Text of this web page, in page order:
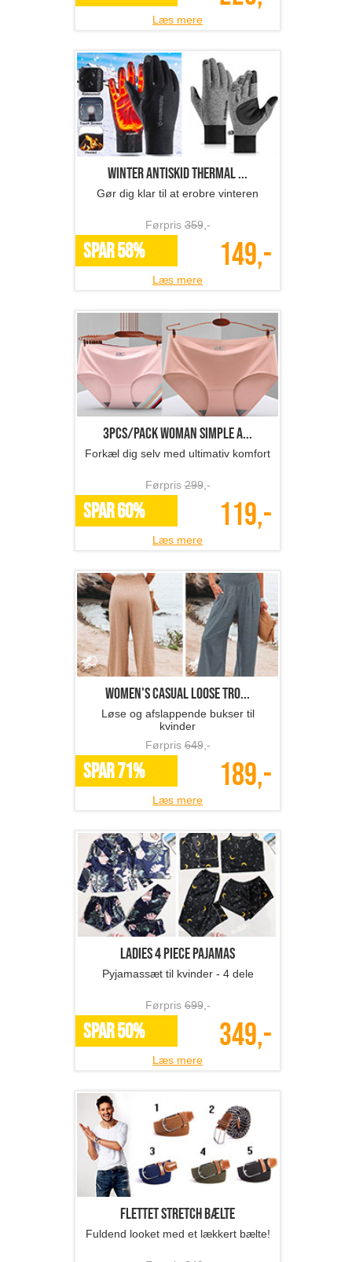
Læs mere
Winter Antiskid Thermal ...
Gør dig klar til at erobre vinteren
Førpris359,-
SPAR 58% 149,-
Læs mere
3pcs/Pack Woman simple a...
Forkæl dig selv med ultimativ komfort
Førpris299,-
SPAR 60% 119,-
Læs mere
Women's casual loose tro...
Løse og afslappende bukser til
kvinder
Førpris649,-
SPAR 71% 189,-
Læs mere
Ladies 4 Piece Pajamas
Pyjamassæt til kvinder - 4 dele
Førpris699,-
SPAR 50% 349,-
Læs mere
Flettet stretch bælte
Fuldend looket med et lækkert bælte!